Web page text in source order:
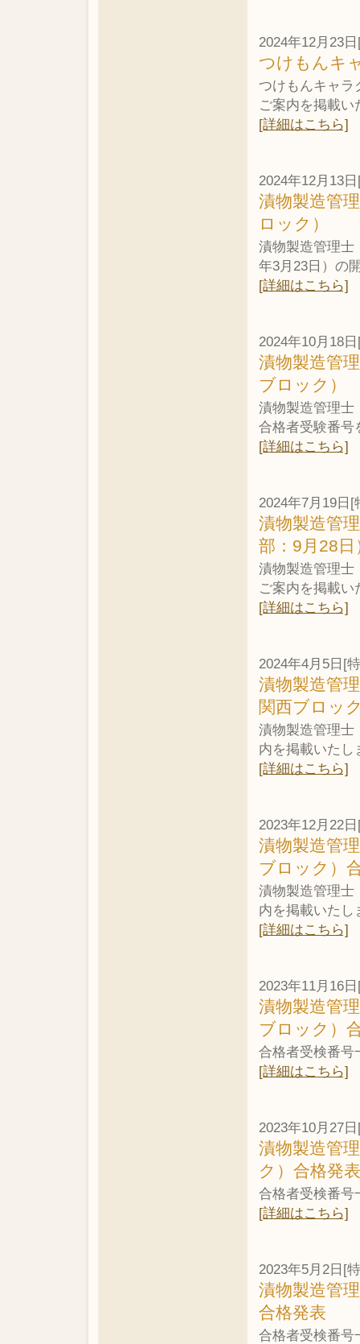
2024年12月23
つけもんキ
つけもんキャラ
ご案内を掲載い
[詳細はこちら]
2024年12月13
漬物製造管
ロック）
漬物製造管理士
年3月23日）の
[詳細はこちら]
2024年10月18
漬物製造管
ブロック）
漬物製造管理士
合格者受験番号
[詳細はこちら]
2024年7月19日[
漬物製造管
部：9月28
漬物製造管理士
ご案内を掲載
[詳細はこちら]
2024年4月5日[
漬物製造管
関西ブロッ
漬物製造管理士
内を掲載いたし
[詳細はこちら]
2023年12月22
漬物製造管
ブロック）
漬物製造管理士
内を掲載いたし
[詳細はこちら]
2023年11月16
漬物製造管
ブロック）
合格者受検番号
[詳細はこちら]
2023年10月27
漬物製造管
ク）合格発表
合格者受検番号
[詳細はこちら]
2023年5月2日[
漬物製造管
合格発表
合格者受検番号